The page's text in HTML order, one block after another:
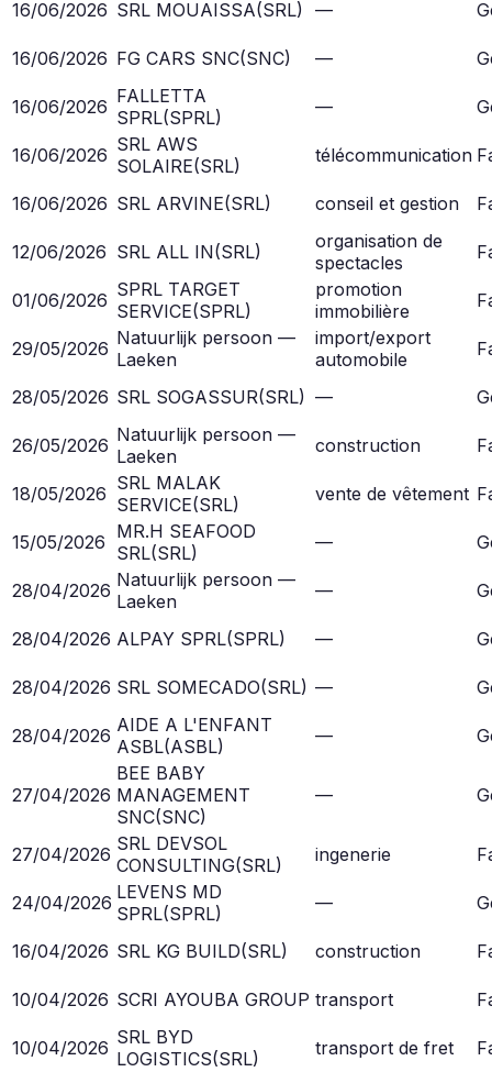
16/06/2026 SRL MOUAISSA(SRL) —
16/06/2026 FG CARS SNC(SNC) —
16/06/2026 FALLETTA
SPRL(SPRL) —
16/06/2026 SRL AWS
SOLAIRE(SRL) télécommunication
16/06/2026 SRL ARVINE(SRL) conseil et gestion
12/06/2026 SRL ALL IN(SRL)
organisation de
spectacles
01/06/2026 SPRL TARGET
SERVICE(SPRL)
promotion
immobilière
29/05/2026 Natuurlijk persoon —
Laeken
import/export
automobile
28/05/2026 SRL SOGASSUR(SRL) —
26/05/2026 Natuurlijk persoon —
Laeken
construction
18/05/2026 SRL MALAK
SERVICE(SRL) vente de vêtement
15/05/2026 MR.H SEAFOOD
SRL(SRL) —
28/04/2026 Natuurlijk persoon —
Laeken
—
28/04/2026 ALPAY SPRL(SPRL) —
28/04/2026 SRL SOMECADO(SRL) —
28/04/2026 AIDE A L'ENFANT
ASBL(ASBL) —
27/04/2026
BEE BABY
MANAGEMENT
SNC(SNC)
—
27/04/2026 SRL DEVSOL
CONSULTING(SRL) ingenerie
24/04/2026 LEVENS MD
SPRL(SPRL) —
16/04/2026 SRL KG BUILD(SRL) construction
10/04/2026 SCRI AYOUBA GROUP transport
10/04/2026 SRL BYD
LOGISTICS(SRL) transport de fret